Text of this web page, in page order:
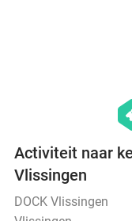
Activiteit naar
Vlissingen
DOCK Vlissingen